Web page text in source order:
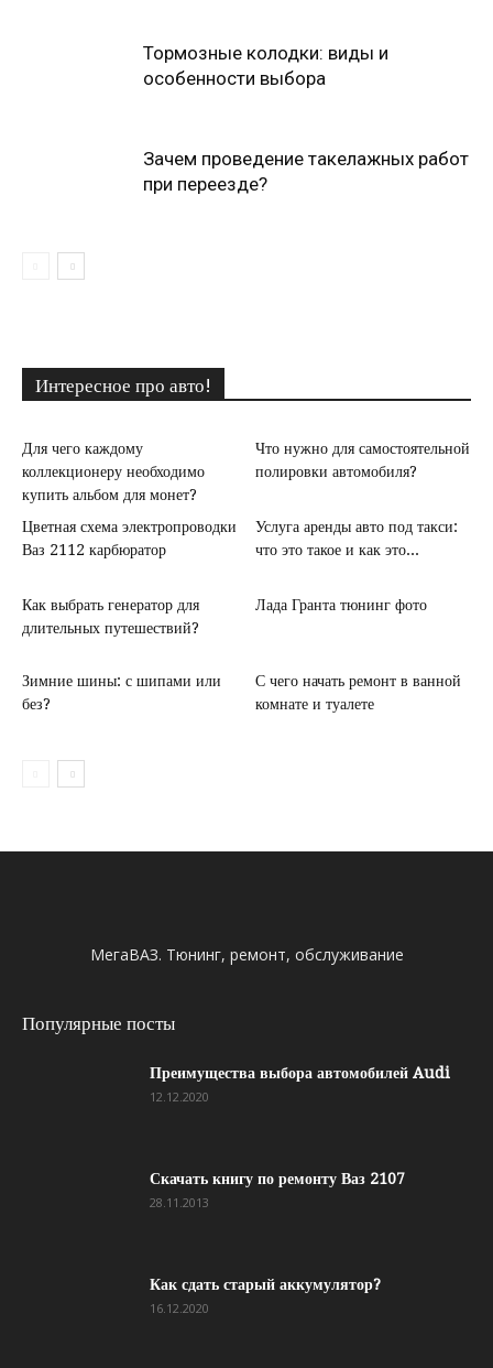
Тормозные колодки: виды и
особенности выбора
Зачем проведение такелажных работ
при переезде?
Интересное про авто!
Для чего каждому
коллекционеру необходимо
купить альбом для монет?
Что нужно для самостоятельной
полировки автомобиля?
Цветная схема электропроводки
Ваз 2112 карбюратор
Услуга аренды авто под такси:
что это такое и как это...
Как выбрать генератор для
длительных путешествий?
Лада Гранта тюнинг фото
Зимние шины: с шипами или
без?
С чего начать ремонт в ванной
комнате и туалете
МегаВАЗ. Тюнинг, ремонт, обслуживание
Популярные посты
Преимущества выбора автомобилей Audi
12.12.2020
Скачать книгу по ремонту Ваз 2107
28.11.2013
Как сдать старый аккумулятор?
16.12.2020